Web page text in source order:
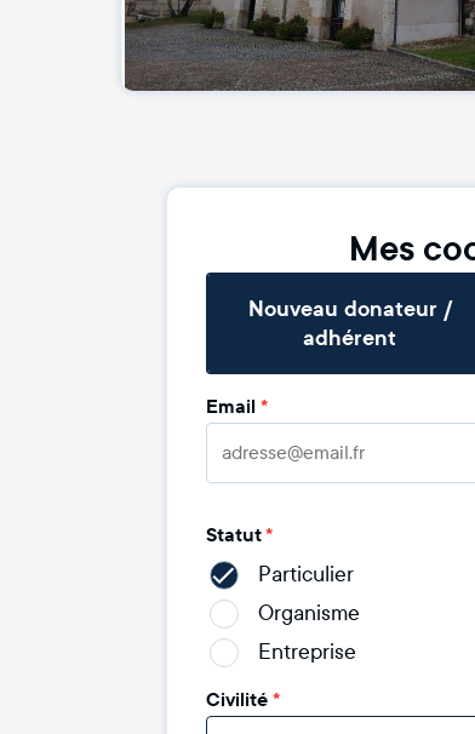
Mes
Nouveau donateur /
adhérent
Email *
Statut*
Particulier
Organisme
Entreprise
Civilité*